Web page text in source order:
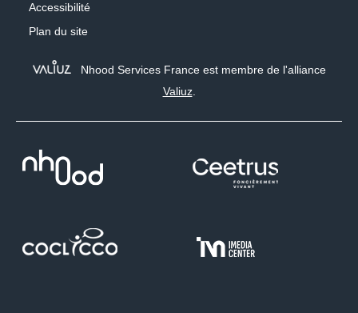
Accessibilité
Plan du site
Nhood Services France est membre de l'alliance
Valiuz.